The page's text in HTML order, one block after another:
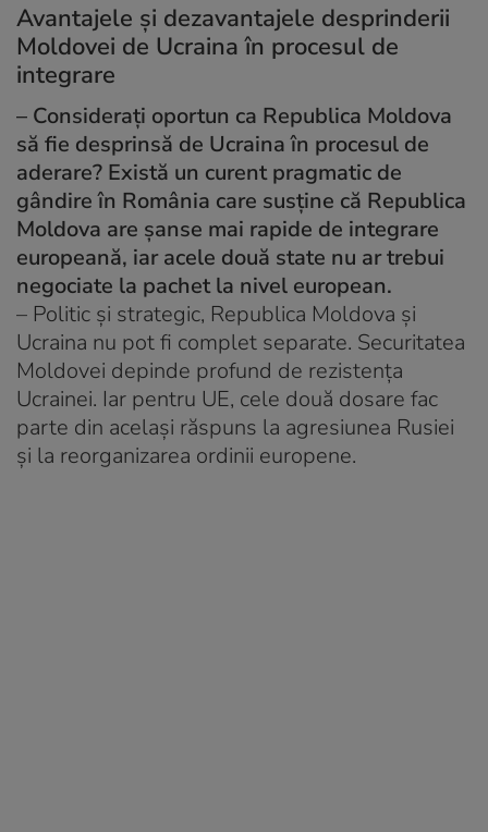
Avantajele și dezavantajele desprinderii
Moldovei de Ucraina în procesul de
integrare
– Considerați oportun ca Republica Moldova
să fie desprinsă de Ucraina în procesul de
aderare? Există un curent pragmatic de
gândire în România care susține că Republica
Moldova are șanse mai rapide de integrare
europeană, iar acele două state nu ar trebui
negociate la pachet la nivel european.
– Politic și strategic, Republica Moldova și
Ucraina nu pot fi complet separate. Securitatea
Moldovei depinde profund de rezistența
Ucrainei. Iar pentru UE, cele două dosare fac
parte din același răspuns la agresiunea Rusiei
și la reorganizarea ordinii europene.